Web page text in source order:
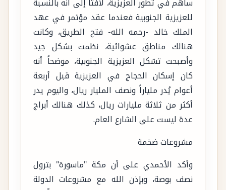
للعزيزية الجنوبية فعندما عقد مؤتمر في عهد
الملك خالد -رحمه الله- فتح الطريق، وكانت
هنالك مناطق عشوائية، نظمت بشكل جيد
وأصبحت تشكل العزيزية الجنوبية، موضحاً أنه
كان إسكان الحجاج في العزيزية قبل أربعة
أعوام يُدر ملياراً ونصف المليار ريال، واليوم يدر
أكثر من ثلاثة مليارات ريال، كذلك هنالك أبراج
عدة ليست على الشارع العام.
مشروعات ضخمة
وأكد الأحمدي على أن مكة "ماسورة" بترول
نصف بوصة، وبإذن الله مع مشروعات الدولة